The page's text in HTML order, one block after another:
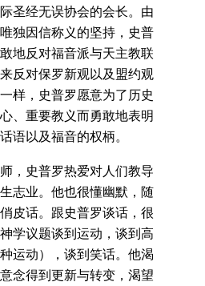
圣经无误协会的会长。由
独因信称义的坚持，史普
地反对福音派与天主教联
反对保罗新观以及盟约观
样，史普罗愿意为了历史
、重要教义而勇敢地表明
语以及福音的权柄。
，史普罗热爱对人们教导
志业。他也很懂幽默，随
皮话。跟史普罗谈话，很
学议题谈到运动，谈到高
运动），谈到笑话。他渴
念得到更新与转变，渴望